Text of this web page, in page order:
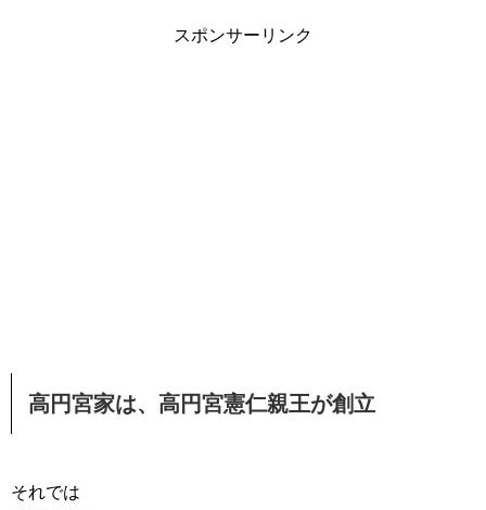
スポンサーリンク
高円宮家は、高円宮憲仁親王が創立
それでは